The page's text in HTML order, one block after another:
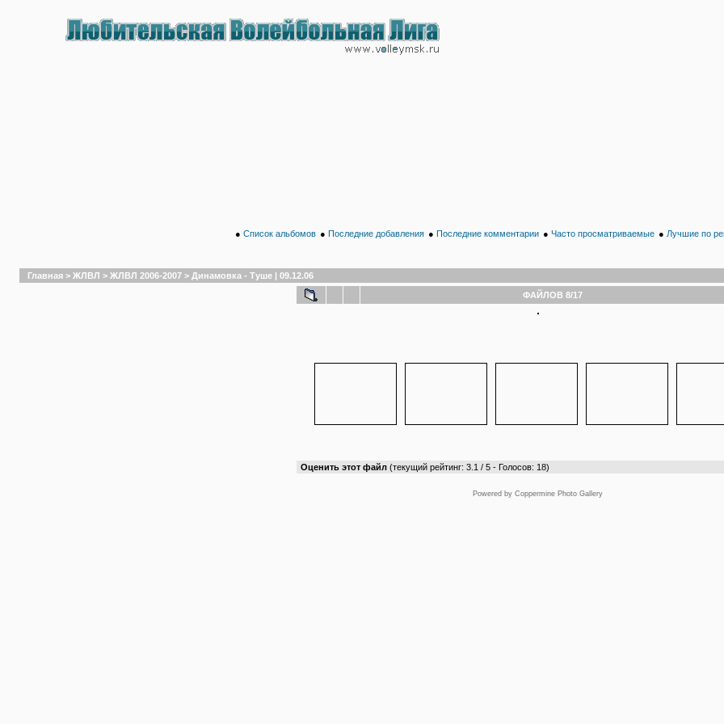
● Список альбомов ● Последние добавления ● Последние комментарии ● Часто просматриваемые ● Лучшие по
Главная > ЖЛВЛ > ЖЛВЛ 2006-2007 > Динамовка - Туше | 09.12.06
ФАЙЛОВ 8/17
Оценить этот файл (текущий рейтинг: 3.1 / 5 - Голосов: 18)
Powered by Coppermine Photo Gallery